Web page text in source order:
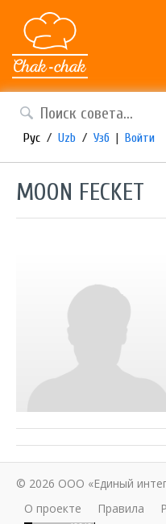
Рус / Uzb / Узб | Войти
MOON FECKET
© 2026 ООО «Единый
О проекте
Правила